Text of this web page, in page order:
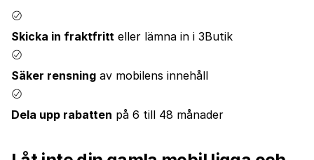
Skicka in fraktfritt eller lämna in i 3Butik
Säker rensning av mobilens innehåll
Dela upp rabatten på 6 till 48 månader